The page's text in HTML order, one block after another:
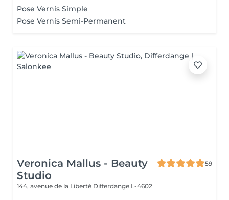
Pose Vernis Simple
Pose Vernis Semi-Permanent
Veronica Mallus - Beauty
Studio
59
144, avenue de la Liberté Differdange L-4602